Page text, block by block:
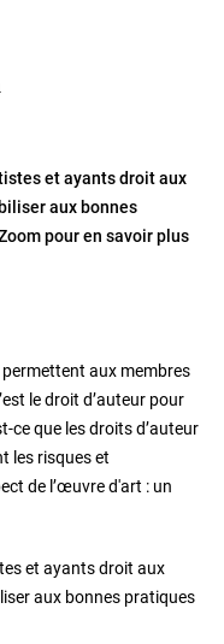
et ayants droit aux
aux bonnes
pour en savoir plus
aux membres
le droit d’auteur pour
ce que les droits d’auteur
les risques et
de l’œuvre d'art : un
et ayants droit aux
aux bonnes pratiques